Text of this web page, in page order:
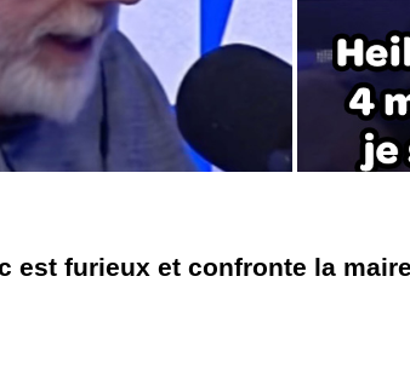
est furieux et confronte la